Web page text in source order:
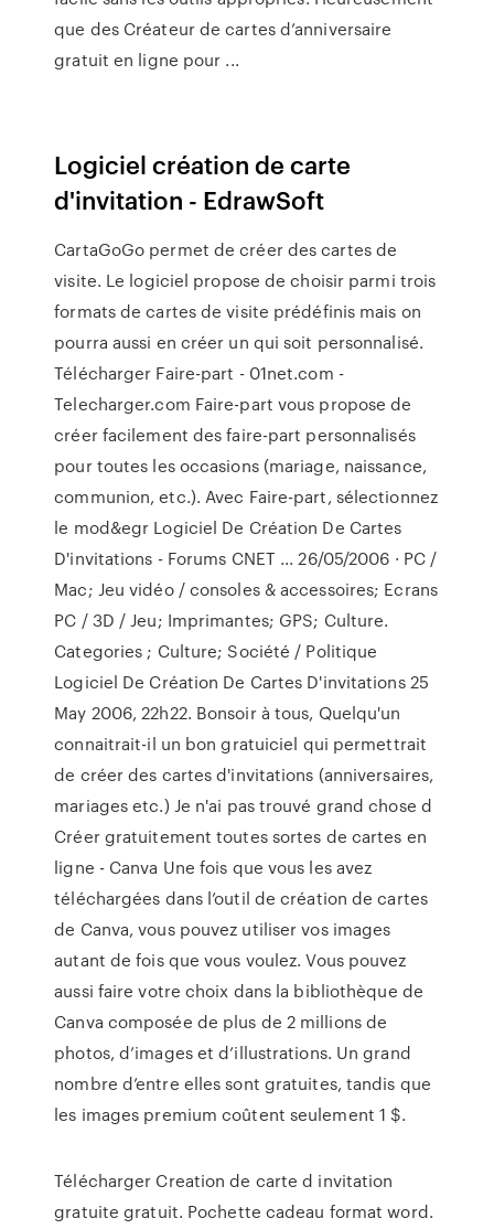
que des Créateur de cartes d’anniversaire
gratuit en ligne pour ...
Logiciel création de carte
d'invitation - EdrawSoft
CartaGoGo permet de créer des cartes de
visite. Le logiciel propose de choisir parmi trois
formats de cartes de visite prédéfinis mais on
pourra aussi en créer un qui soit personnalisé.
Télécharger Faire-part - 01net.com -
Telecharger.com Faire-part vous propose de
créer facilement des faire-part personnalisés
pour toutes les occasions (mariage, naissance,
communion, etc.). Avec Faire-part, sélectionnez
le mod&egr Logiciel De Création De Cartes
D'invitations - Forums CNET ... 26/05/2006 · PC /
Mac; Jeu vidéo / consoles & accessoires; Ecrans
PC / 3D / Jeu; Imprimantes; GPS; Culture.
Categories ; Culture; Société / Politique
Logiciel De Création De Cartes D'invitations 25
May 2006, 22h22. Bonsoir à tous, Quelqu'un
connaitrait-il un bon gratuiciel qui permettrait
de créer des cartes d'invitations (anniversaires,
mariages etc.) Je n'ai pas trouvé grand chose d
Créer gratuitement toutes sortes de cartes en
ligne - Canva Une fois que vous les avez
téléchargées dans l’outil de création de cartes
de Canva, vous pouvez utiliser vos images
autant de fois que vous voulez. Vous pouvez
aussi faire votre choix dans la bibliothèque de
Canva composée de plus de 2 millions de
photos, d’images et d’illustrations. Un grand
nombre d’entre elles sont gratuites, tandis que
les images premium coûtent seulement 1 $.
Télécharger Creation de carte d invitation
gratuite gratuit. Pochette cadeau format word.